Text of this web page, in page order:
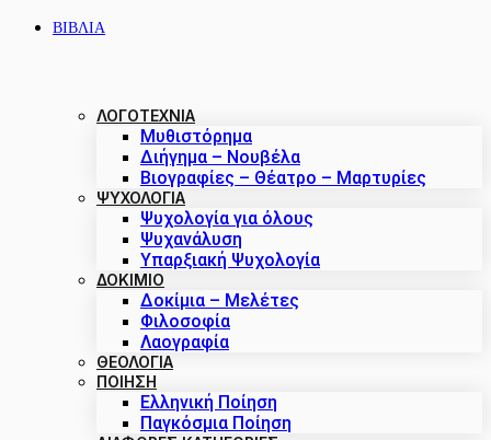
ΒΙΒΛΙΑ
ΛΟΓΟΤΕΧΝΙΑ
Μυθιστόρημα
Διήγημα – Νουβέλα
Βιογραφίες – Θέατρο – Μαρτυρίες
ΨΥΧΟΛΟΓΙΑ
Ψυχολογία για όλους
Ψυχανάλυση
Υπαρξιακή Ψυχολογία
ΔΟΚΊΜΙΟ
Δοκίμια – Μελέτες
Φιλοσοφία
Λαογραφία
ΘΕΟΛΟΓΙΑ
ΠΟΙΗΣΗ
Ελληνική Ποίηση
Παγκόσμια Ποίηση